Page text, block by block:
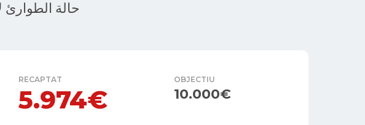
حالة الطوارئ
RECAPTAT
5.974€
OBJECTIU
10.000€